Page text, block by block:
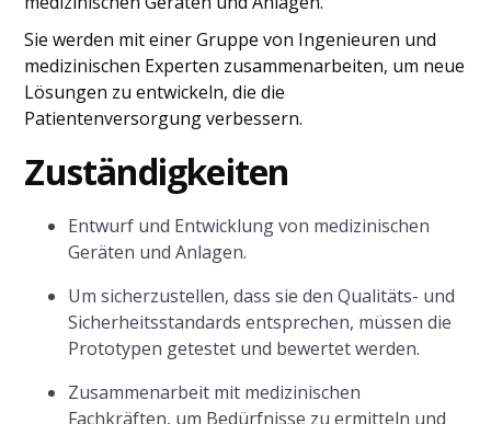
Sie werden mit einer Gruppe von Ingenieuren und
medizinischen Experten zusammenarbeiten, um neue
Lösungen zu entwickeln, die die
Patientenversorgung verbessern.
Zuständigkeiten
Entwurf und Entwicklung von medizinischen
Geräten und Anlagen.
Um sicherzustellen, dass sie den Qualitäts- und
Sicherheitsstandards entsprechen, müssen die
Prototypen getestet und bewertet werden.
Zusammenarbeit mit medizinischen
Fachkräften, um Bedürfnisse zu ermitteln und